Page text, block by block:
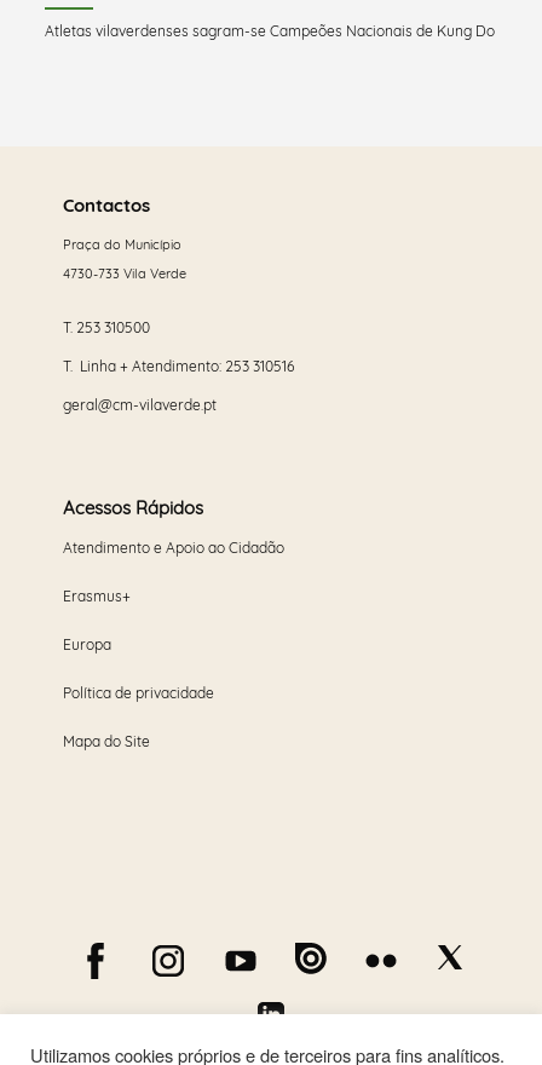
Atletas vilaverdenses sagram-se Campeões Nacionais de Kung Do
maisContactos
Praça do Município
4730-733 Vila Verde
T. 253 310500
T. Linha + Atendimento: 253 310516
geral@cm-vilaverde.pt
Acessos Rápidos
Atendimento e Apoio ao Cidadão
Erasmus+
Europa
Política de privacidade
Mapa do Site
Utilizamos cookies próprios e de terceiros para fins analíticos.